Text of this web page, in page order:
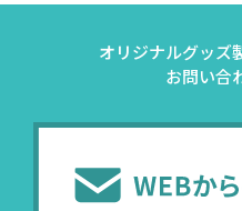
オリジナルグッズ
お問い合